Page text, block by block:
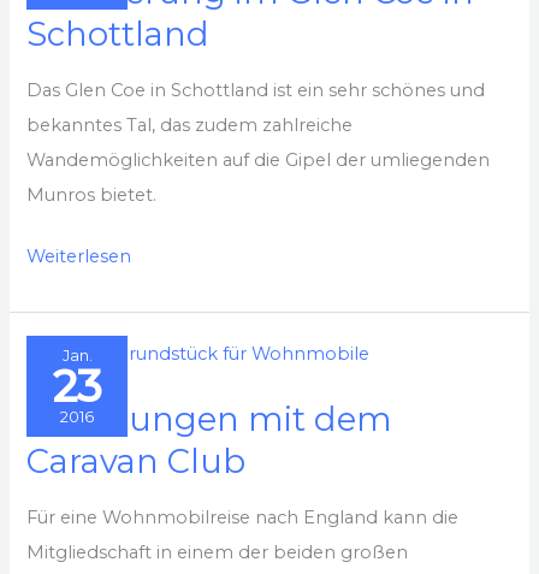
Schottland
Das Glen Coe in Schottland ist ein sehr schönes und
bekanntes Tal, das zudem zahlreiche
Wandemöglichkeiten auf die Gipel der umliegenden
Munros bietet.
Wanderung
Schottland
Weiterlesen
Jan.
23
2016
Erfahrungen mit dem
Caravan Club
Für eine Wohnmobilreise nach England kann die
Mitgliedschaft in einem der beiden großen